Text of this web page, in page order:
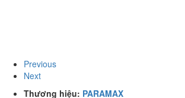
Previous
Next
Thương hiệu: PARAMAX